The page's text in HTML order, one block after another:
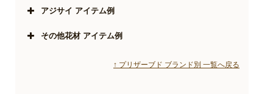
アジサイ アイテム例
その他花材 アイテム例
↑ プリザーブド ブランド別 一覧へ戻る